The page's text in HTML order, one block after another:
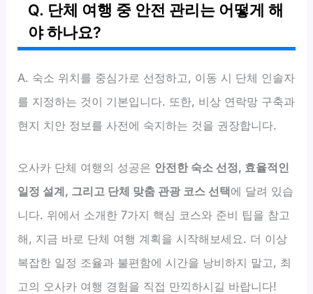
Q. 단체 여행 중 안전 관리는 어떻게 해
야 하나요?
A. 숙소 위치를 중심가로 선정하고, 이동 시 단체 인솔자
를 지정하는 것이 기본입니다. 또한, 비상 연락망 구축과
현지 치안 정보를 사전에 숙지하는 것을 권장합니다.
오사카 단체 여행의 성공은 안전한 숙소 선정, 효율적인
일정 설계, 그리고 단체 맞춤 관광 코스 선택에 달려 있습
니다. 위에서 소개한 7가지 핵심 코스와 준비 팁을 참고
해, 지금 바로 단체 여행 계획을 시작해보세요. 더 이상
복잡한 일정 조율과 불편함에 시간을 낭비하지 말고, 최
고의 오사카 여행 경험을 직접 만끽하시길 바랍니다!